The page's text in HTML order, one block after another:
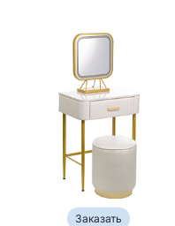
Заказать